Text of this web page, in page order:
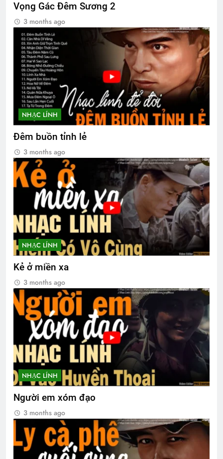
Vọng Gác Đêm Sương 2
3 months ago
NHẠC LÍNH
Đêm buồn tỉnh lẻ
3 months ago
NHẠC LÍNH
Kẻ ở miền xa
3 months ago
NHẠC LÍNH
Người em xóm đạo
3 months ago